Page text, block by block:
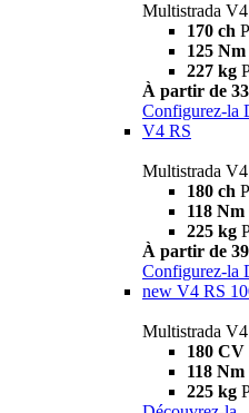
Multistrada
170 ch
125 Nm
227 kg
À partir de
Configurez-la
V4 RS
Multistrada
180 ch
118 Nm
225 kg
À partir de
Configurez-la
new V4 RS
Multistrada
180 CV
118 Nm
225 kg